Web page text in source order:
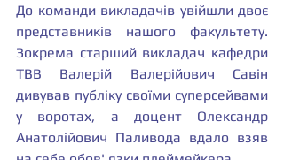
До команди викладачів увійшли двоє
представників нашого факультету.
Зокрема старший викладач кафедри
ТВВ Валерій Валерійович Савін
дивував публіку своїми суперсейвами
у воротах, а доцент Олександр
Анатолійович Паливода вдало взяв